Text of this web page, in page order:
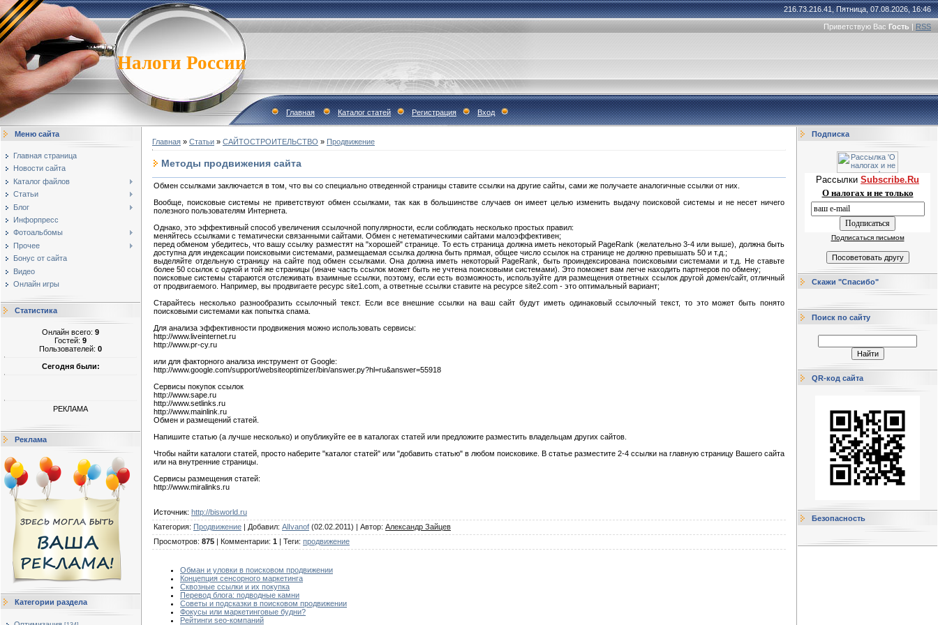
Налоги России
216.73.216.41, Пятница, 07.08.2026, 16:46
Приветствую Вас Гость | RSS
Главная Каталог статей Регистрация Вход
Меню сайта
Главная страница
Новости сайта
Каталог файлов
Статьи
Блог
Инфорпресс
Фотоальбомы
Прочее
Бонус от сайта
Видео
Онлайн игры
Статистика
Онлайн всего: 9
Гостей: 9
Пользователей: 0
Сегодня были:
РЕКЛАМА
Реклама
Категории раздела
Главная » Статьи » САЙТОСТРОИТЕЛЬСТВО » Продвижение
Методы продвижения сайта
Обмен ссылками заключается в том, что вы со специально отведенной страницы ставите ссылки на другие сайты, сами же получаете аналогичные ссылки от них.
Вообще, поисковые системы не приветствуют обмен ссылками, так как в большинстве случаев он имеет целью изменить выдачу поисковой системы и не несет ничего
полезного пользователям Интернета.
Однако, это эффективный способ увеличения ссылочной популярности, если соблюдать несколько простых правил:
меняйтесь ссылками с тематически связанными сайтами. Обмен с нетематическими сайтами малоэффективен;
перед обменом убедитесь, что вашу ссылку разместят на "хорошей" странице. То есть страница должна иметь некоторый PageRank (желательно 3-4 или выше), должна быть
доступна для индексации поисковыми системами, размещаемая ссылка должна быть прямая, общее число ссылок на странице не должно превышать 50 и т.д.;
выделяйте отдельную страницу на сайте под обмен ссылками. Она должна иметь некоторый PageRank, быть проиндексирована поисковыми системами и т.д. Не ставьте
более 50 ссылок с одной и той же страницы (иначе часть ссылок может быть не учтена поисковыми системами). Это поможет вам легче находить партнеров по обмену;
поисковые системы стараются отслеживать взаимные ссылки, поэтому, если есть возможность, используйте для размещения ответных ссылок другой домен/сайт, отличный
от продвигаемого. Например, вы продвигаете ресурс site1.com, а ответные ссылки ставите на ресурсе site2.com - это оптимальный вариант;
Старайтесь несколько разнообразить ссылочный текст. Если все внешние ссылки на ваш сайт будут иметь одинаковый ссылочный текст, то это может быть понято
поисковыми системами как попытка спама.
Для анализа эффективности продвижения можно использовать сервисы:
http://www.liveinternet.ru
http://www.pr-cy.ru
или для факторного анализа инструмент от Google:
http://www.google.com/support/websiteoptimizer/bin/answer.py?hl=ru&answer=55918
Сервисы покупок ссылок
http://www.sape.ru
http://www.setlinks.ru
http://www.mainlink.ru
Обмен и размещений статей.
Напишите статью (а лучше несколько) и опубликуйте ее в каталогах статей или предложите разместить владельцам других сайтов.
Чтобы найти каталоги статей, просто наберите "каталог статей" или "добавить статью" в любом поисковике. В статье разместите 2-4 ссылки на главную страницу Вашего сайта
или на внутренние страницы.
Сервисы размещения статей:
http://www.miralinks.ru
Источник: http://bisworld.ru
Категория: Продвижение | Добавил: AlIvanof (02.02.2011) | Автор: Александр Зайцев
Просмотров: 875 | Комментарии: 1 | Теги: продвижение
Обман и уловки в поисковом продвижении
Концепция сенсорного маркетинга
Сквозные ссылки и их покупка
Перевод блога: подводные камни
Советы и подсказки в поисковом продвижении
Фокусы или маркетинговые будни?
Рейтинги seo-компаний
Подписка
Рассылки Subscribe.Ru
О налогах и не только
Подписаться письмом
Скажи "Спасибо"
Поиск по сайту
QR-код сайта
Безопасность